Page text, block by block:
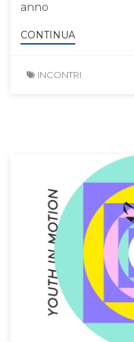
anno
CONTINUA
INCONTRI